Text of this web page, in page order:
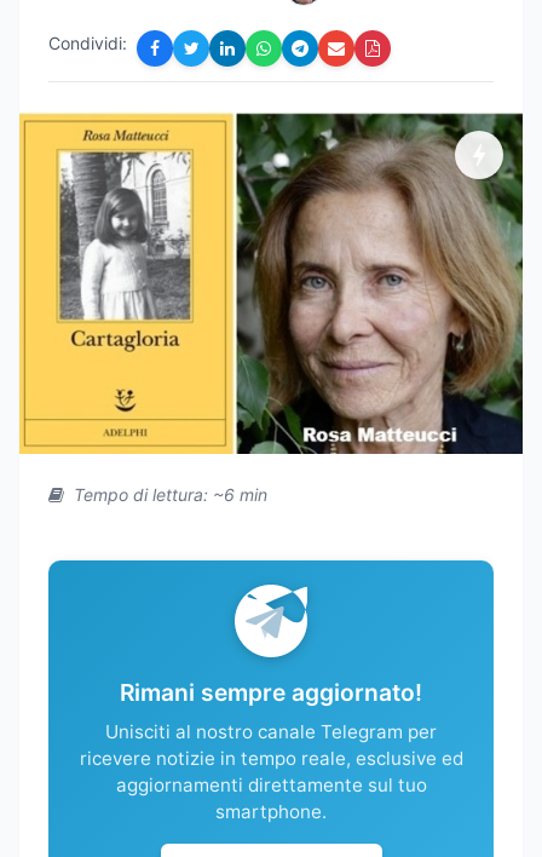
Condividi:
Tempo di lettura: ~6 min
Rimani sempre aggiornato!
Unisciti al nostro canale Telegram per
ricevere notizie in tempo reale, esclusive ed
aggiornamenti direttamente sul tuo
smartphone.